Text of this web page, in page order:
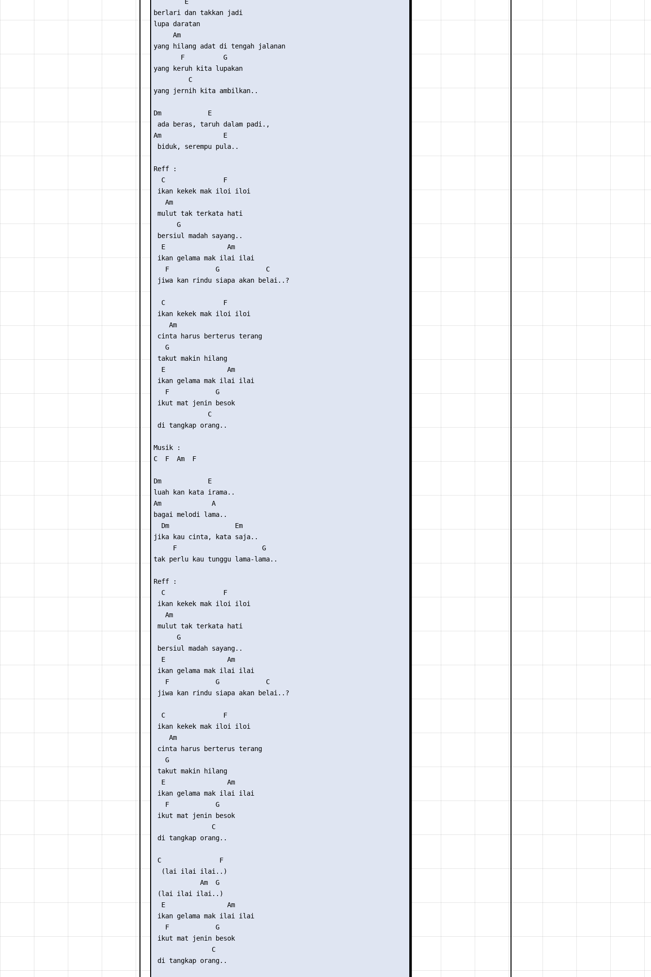
berlari dan takkan jadi
lupa daratan
     Am
yang hilang adat di tengah jalanan
       F          G
yang keruh kita lupakan
         C
yang jernih kita ambilkan..
Dm            E
ada beras, taruh dalam padi.,
Am                E
biduk, serempu pula..
Reff :
  C               F
ikan kekek mak iloi iloi
   Am
mulut tak terkata hati
      G
bersiul madah sayang..
  E                Am
ikan gelama mak ilai ilai
   F            G            C
jiwa kan rindu siapa akan belai..?
  C               F
ikan kekek mak iloi iloi
    Am
cinta harus berterus terang
   G
takut makin hilang
  E                Am
ikan gelama mak ilai ilai
   F            G
ikut mat jenin besok
              C
di tangkap orang..
Musik :
C  F  Am  F
Dm            E
luah kan kata irama..
Am             A
bagai melodi lama..
  Dm                 Em
jika kau cinta, kata saja..
     F                      G
tak perlu kau tunggu lama-lama..
Reff :
  C               F
ikan kekek mak iloi iloi
   Am
mulut tak terkata hati
      G
bersiul madah sayang..
  E                Am
ikan gelama mak ilai ilai
   F            G            C
jiwa kan rindu siapa akan belai..?
  C               F
ikan kekek mak iloi iloi
    Am
cinta harus berterus terang
   G
takut makin hilang
  E                Am
ikan gelama mak ilai ilai
   F            G
ikut mat jenin besok
               C
di tangkap orang..
C               F
  (lai ilai ilai..)
            Am  G
(lai ilai ilai..)
  E                Am
ikan gelama mak ilai ilai
   F            G
ikut mat jenin besok
               C
di tangkap orang..